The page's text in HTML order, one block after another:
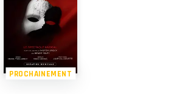
PROCHAINEMENT